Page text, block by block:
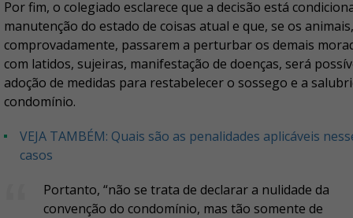
Por fim, o colegiado esclarece que a decisão está
manutenção do estado de coisas atual e que, se os animais,
comprovadamente, passarem a perturbar os demais
com latidos, sujeiras, manifestação de doenças, será
adoção de medidas para restabelecer o sossego e a
condomínio.
VEJA TAMBÉM: Quais são as penalidades aplicáveis nesses
casos
Portanto, “não se trata de declarar a nulidade da
convenção do condomínio, mas tão somente de